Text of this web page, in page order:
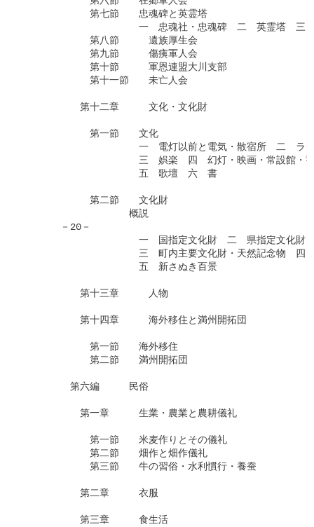
第七節　　忠魂碑と英霊塔
一　忠魂社・忠魂碑　二　英霊塔　三　
第八節　　　遺族厚生会
第九節　　　傷痍軍人会
第十節　　　軍恩連盟大川支部
第十一節　　未亡人会
第十二章　　　文化・文化財
第一節　　文化
一　電灯以前と電気・散宿所　二　ラジオ・
三　娯楽　四　幻灯・映画・常設館・蓄音器
五　歌壇　六　書
第二節　　文化財
概説
－20－
一　国指定文化財　二　県指定文化財・
三　町内主要文化財・天然記念物　四　
五　新さぬき百景
第十三章　　　人物
第十四章　　　海外移住と満州開拓団
第一節　　海外移住
第二節　　満州開拓団
第六編　　　民俗
第一章　　　生業・農業と農耕儀礼
第一節　　米麦作りとその儀礼
第二節　　畑作と畑作儀礼
第三節　　牛の習俗・水利慣行・養蚕
第二章　　　衣服
第三章　　　食生活